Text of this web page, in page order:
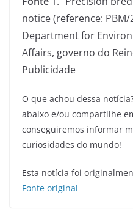
notice (reference: PBM/
Department for
Affairs, governo do
Publicidade
O que achou dessa
abaixo e/ou compartilhe
conseguiremos informar
curiosidades do mundo!
Esta notícia foi
Fonte original